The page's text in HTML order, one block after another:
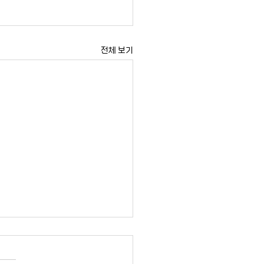
전체 보기
2026년 [통일과나눔